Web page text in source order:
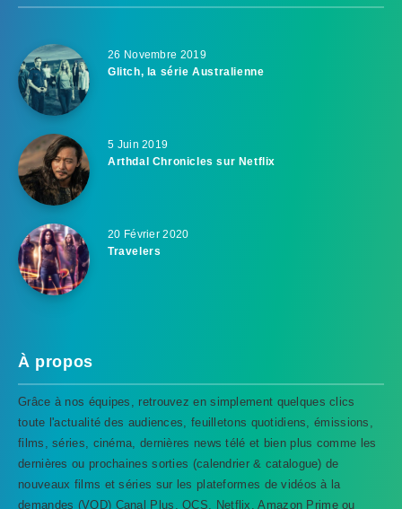
26 Novembre 2019
Glitch, la série Australienne
5 Juin 2019
Arthdal Chronicles sur Netflix
20 Février 2020
Travelers
À propos
Grâce à nos équipes, retrouvez en simplement quelques clics
toute l'actualité des audiences, feuilletons quotidiens, émissions,
films, séries, cinéma, dernières news télé et bien plus comme les
dernières ou prochaines sorties (calendrier & catalogue) de
nouveaux films et séries sur les plateformes de vidéos à la
demandes (VOD) Canal Plus, OCS, Netflix, Amazon Prime ou